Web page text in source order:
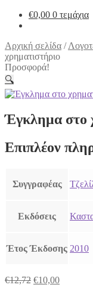
€0,00 0 τεμάχια
Αρχική σελίδα /
χρηματιστήριο
Προσφορά!
🔍
Έγκλημα στο
Επιπλέον
Συγγραφέας
Εκδόσεις
Έτος Έκδοσης 2010
€12,72 Original
€10,00Η